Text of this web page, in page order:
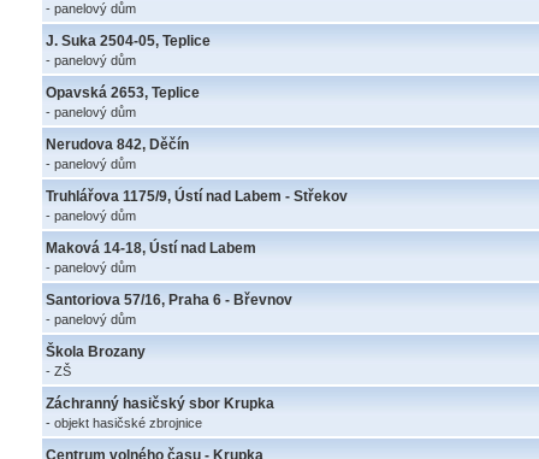
- panelový dům
J. Suka 2504-05, Teplice
- panelový dům
Opavská 2653, Teplice
- panelový dům
Nerudova 842, Děčín
- panelový dům
Truhlářova 1175/9, Ústí nad Labem - Střekov
- panelový dům
Maková 14-18, Ústí nad Labem
- panelový dům
Santoriova 57/16, Praha 6 - Břevnov
- panelový dům
Škola Brozany
- ZŠ
Záchranný hasičský sbor Krupka
- objekt hasičské zbrojnice
Centrum volného času - Krupka